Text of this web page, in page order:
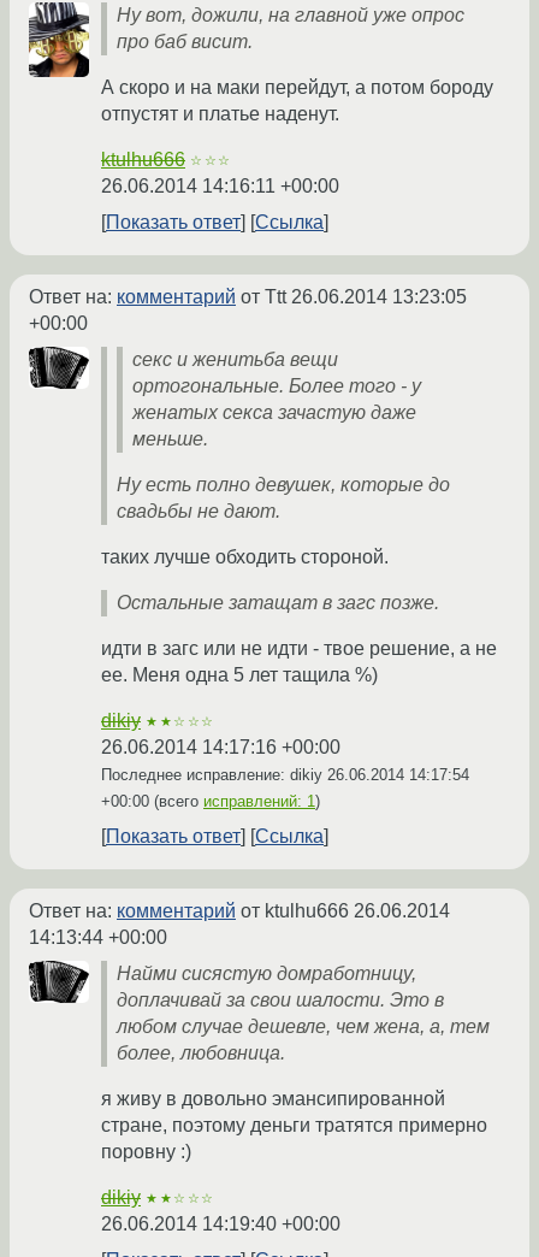
Ну вот, дожили, на главной уже опрос
про баб висит.
А скоро и на маки перейдут, а потом бороду
отпустят и платье наденут.
ktulhu666 ☆☆☆
26.06.2014 14:16:11 +00:00
Показать ответ
Ссылка
Ответ на: комментарий от Ttt26.06.2014 13:23:05
+00:00
секс и женитьба вещи
ортогональные. Более того - у
женатых секса зачастую даже
меньше.
Ну есть полно девушек, которые до
свадьбы не дают.
таких лучше обходить стороной.
Остальные затащат в загс позже.
идти в загс или не идти - твое решение, а не
ее. Меня одна 5 лет тащила %)
dikiy ★★☆☆☆
26.06.2014 14:17:16 +00:00
Последнее исправление: dikiy 26.06.2014 14:17:54
+00:00 (всего исправлений: 1)
Показать ответ Ссылка
Ответ на: комментарий от ktulhu666 26.06.2014
14:13:44 +00:00
Найми сисястую домработницу,
доплачивай за свои шалости. Это в
любом случае дешевле, чем жена, а, тем
более, любовница.
я живу в довольно эмансипированной
стране, поэтому деньги тратятся примерно
поровну :)
dikiy ★★☆☆☆
26.06.2014 14:19:40 +00:00